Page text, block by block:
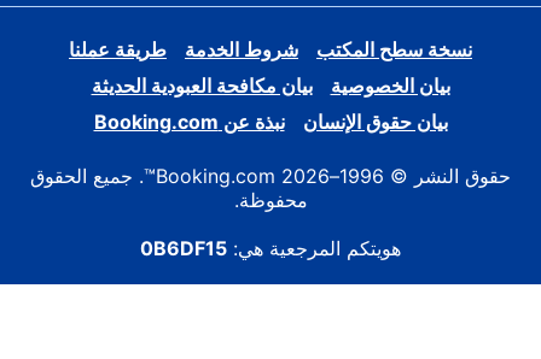
نسخة سطح المكتب شروط الخدمة
طريقة عملنا
بيان الخصوصية
بيان مكافحة العبودية الحديثة
بيان حقوق الإنسان
نبذة عن Booking.com
حقوق النشر © 1996–2026 Booking.com™. جميع الحقوق
محفوظة.
هويتكم المرجعية هي: 0B6DF15